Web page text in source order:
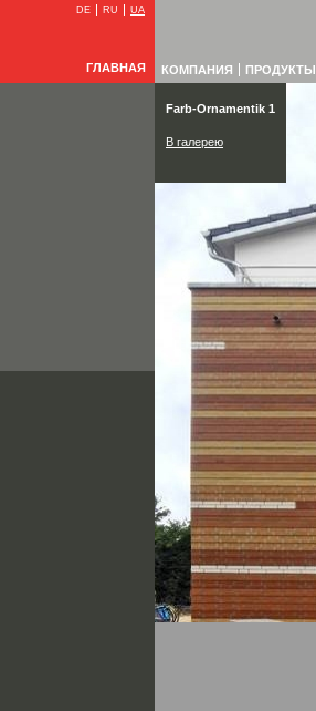
DE RU UA
ГЛАВНАЯ КОМПАНИЯ ПРОДУКТЫ
Farb-Ornamentik 1
В галерею